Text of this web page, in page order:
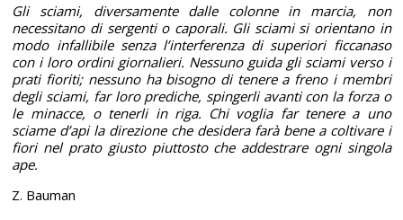
Gli sciami, diversamente dalle colonne in marcia, non
necessitano di sergenti o caporali. Gli sciami si orientano in
modo infallibile senza l’interferenza di superiori ficcanaso
con i loro ordini giornalieri. Nessuno guida gli sciami verso i
prati fioriti; nessuno ha bisogno di tenere a freno i membri
degli sciami, far loro prediche, spingerli avanti con la forza o
le minacce, o tenerli in riga. Chi voglia far tenere a uno
sciame d’api la direzione che desidera farà bene a coltivare i
fiori nel prato giusto piuttosto che addestrare ogni singola
ape.
Z. Bauman